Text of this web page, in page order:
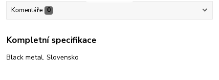
Komentáře 0
Kompletní specifikace
Black metal. Slovensko